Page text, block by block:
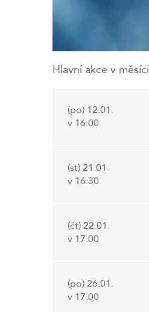
Hlavní akce v měsíci
(po) 12.01.
v 16:00
(st) 21.01.
v 16:30
(čt) 22.01.
v 17:00
(po) 26.01.
v 17:00